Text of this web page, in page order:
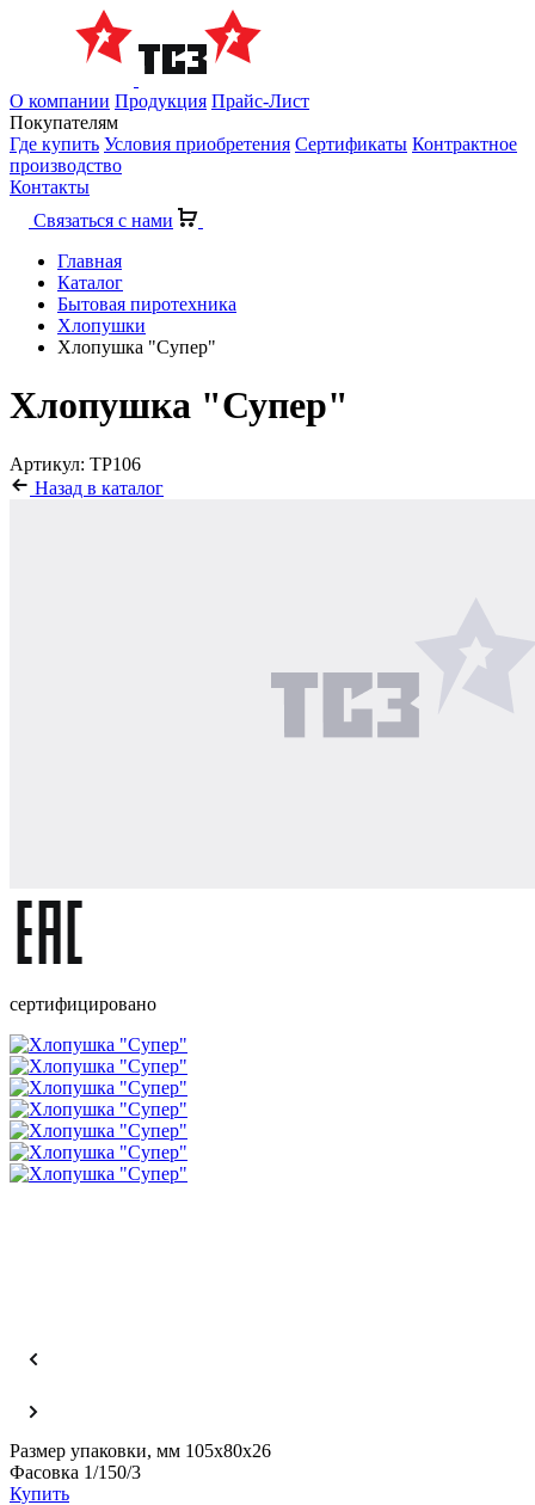
О компании Продукция Прайс-Лист
Покупателям
Где купить Условия приобретения Сертификаты Контрактное
производство
Контакты
Связаться с нами
Главная
Каталог
Бытовая пиротехника
Хлопушки
Хлопушка "Супер"
Хлопушка "Супер"
Артикул: ТР106
Назад в каталог
сертифицировано
Размер упаковки, мм 105х80х26
Фасовка 1/150/3
Купить